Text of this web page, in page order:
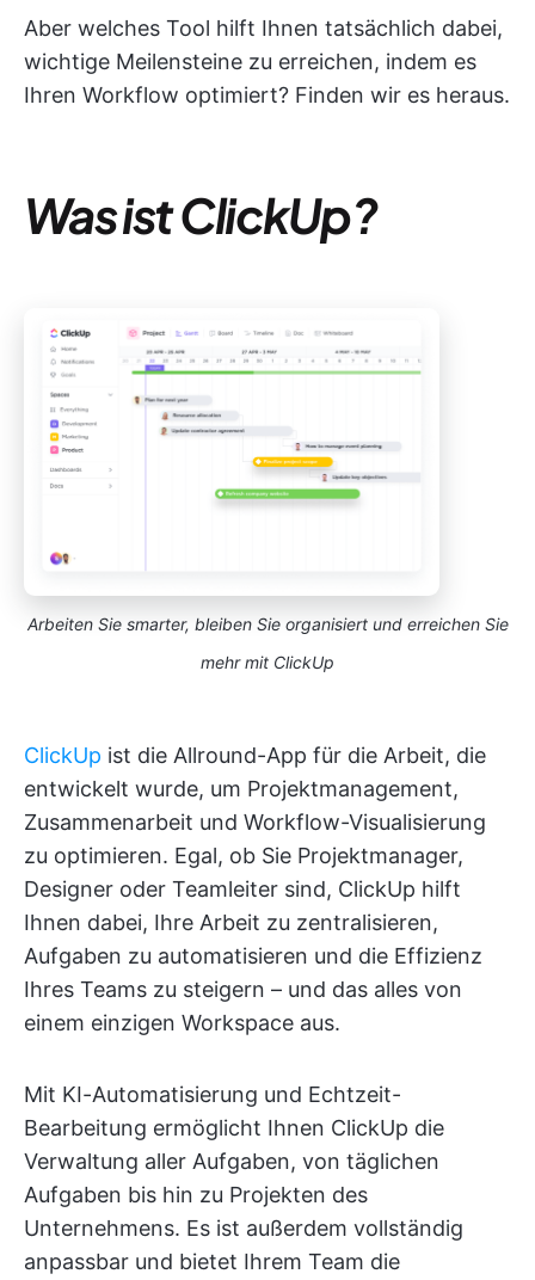
Aber welches Tool hilft Ihnen tatsächlich dabei,
wichtige Meilensteine zu erreichen, indem es
Ihren Workflow optimiert? Finden wir es heraus.
Was ist ClickUp?
Arbeiten Sie smarter, bleiben Sie organisiert und erreichen Sie
mehr mit ClickUp
ClickUp ist die Allround-App für die Arbeit, die
entwickelt wurde, um Projektmanagement,
Zusammenarbeit und Workflow-Visualisierung
zu optimieren. Egal, ob Sie Projektmanager,
Designer oder Teamleiter sind, ClickUp hilft
Ihnen dabei, Ihre Arbeit zu zentralisieren,
Aufgaben zu automatisieren und die Effizienz
Ihres Teams zu steigern – und das alles von
einem einzigen Workspace aus.
Mit KI-Automatisierung und Echtzeit-
Bearbeitung ermöglicht Ihnen ClickUp die
Verwaltung aller Aufgaben, von täglichen
Aufgaben bis hin zu Projekten des
Unternehmens. Es ist außerdem vollständig
anpassbar und bietet Ihrem Team die